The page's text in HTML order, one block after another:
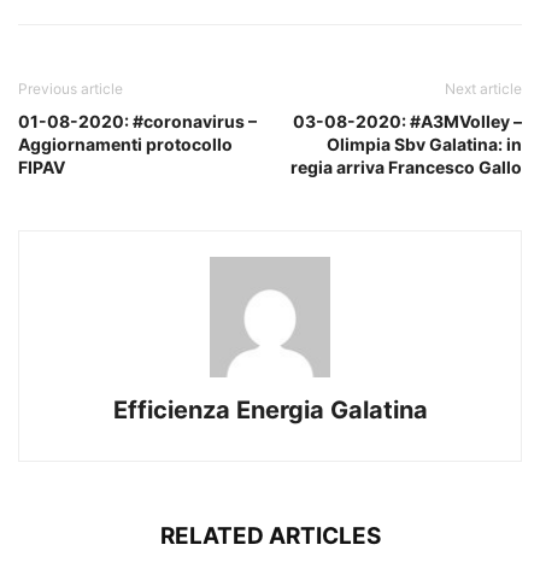
Previous article
01-08-2020: #coronavirus –
Aggiornamenti protocollo
FIPAV
Next article
03-08-2020: #A3MVolley –
Olimpia Sbv Galatina: in
regia arriva Francesco Gallo
Efficienza Energia Galatina
RELATED ARTICLES